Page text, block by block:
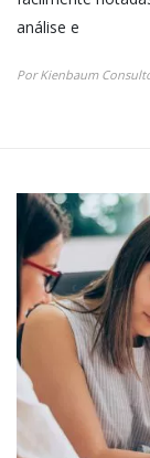
análise e
Por Kienbaum